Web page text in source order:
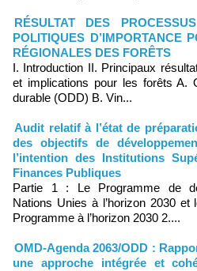
RÉSULTAT DES
POLITIQUES D’IMPORTANCE
RÉGIONALES DES FORÊTS
I. Introduction II. Principaux
et implications pour les forêts A.
durable (ODD) B. Vin...
Audit relatif à l’état de
des objectifs de
l’intention des Institutions
Finances Publiques
Partie 1 : Le Programme de
Nations Unies à l’horizon 2030
Programme à l’horizon 2030 2....
OMD-Agenda 2063/ODD :
une approche intégrée et